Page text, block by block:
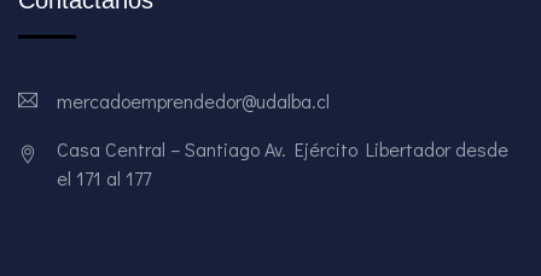
mercadoemprendedor@udalba.cl
Casa Central – Santiago Av. Ejército Libertador desde
el 171 al 177